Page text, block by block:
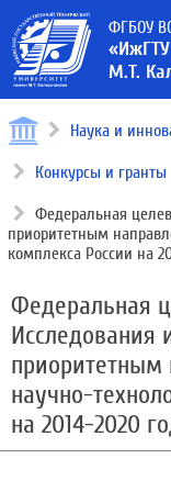
ФГБОУ
М.Т.
Наука и
Конкурсы и гранты
Федеральная
приоритетным
комплекса России на
Федеральная
Исследования
приоритетным
научно-
на 2014-2020